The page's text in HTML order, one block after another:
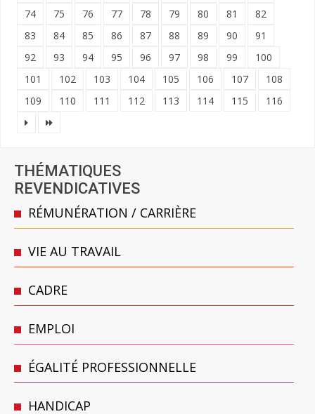
74
75 76 77 78 79 80 81
82
83
84 85 86 87 88 89 90
91
92
93 94 95 96 97 98 99
100
101
102 103 104 105 106 107
108
109
110 111 112 113 114 115 116
THÉMATIQUES
REVENDICATIVES
RÉMUNÉRATION / CARRIÈRE
VIE AU TRAVAIL
CADRE
EMPLOI
ÉGALITÉ PROFESSIONNELLE
HANDICAP